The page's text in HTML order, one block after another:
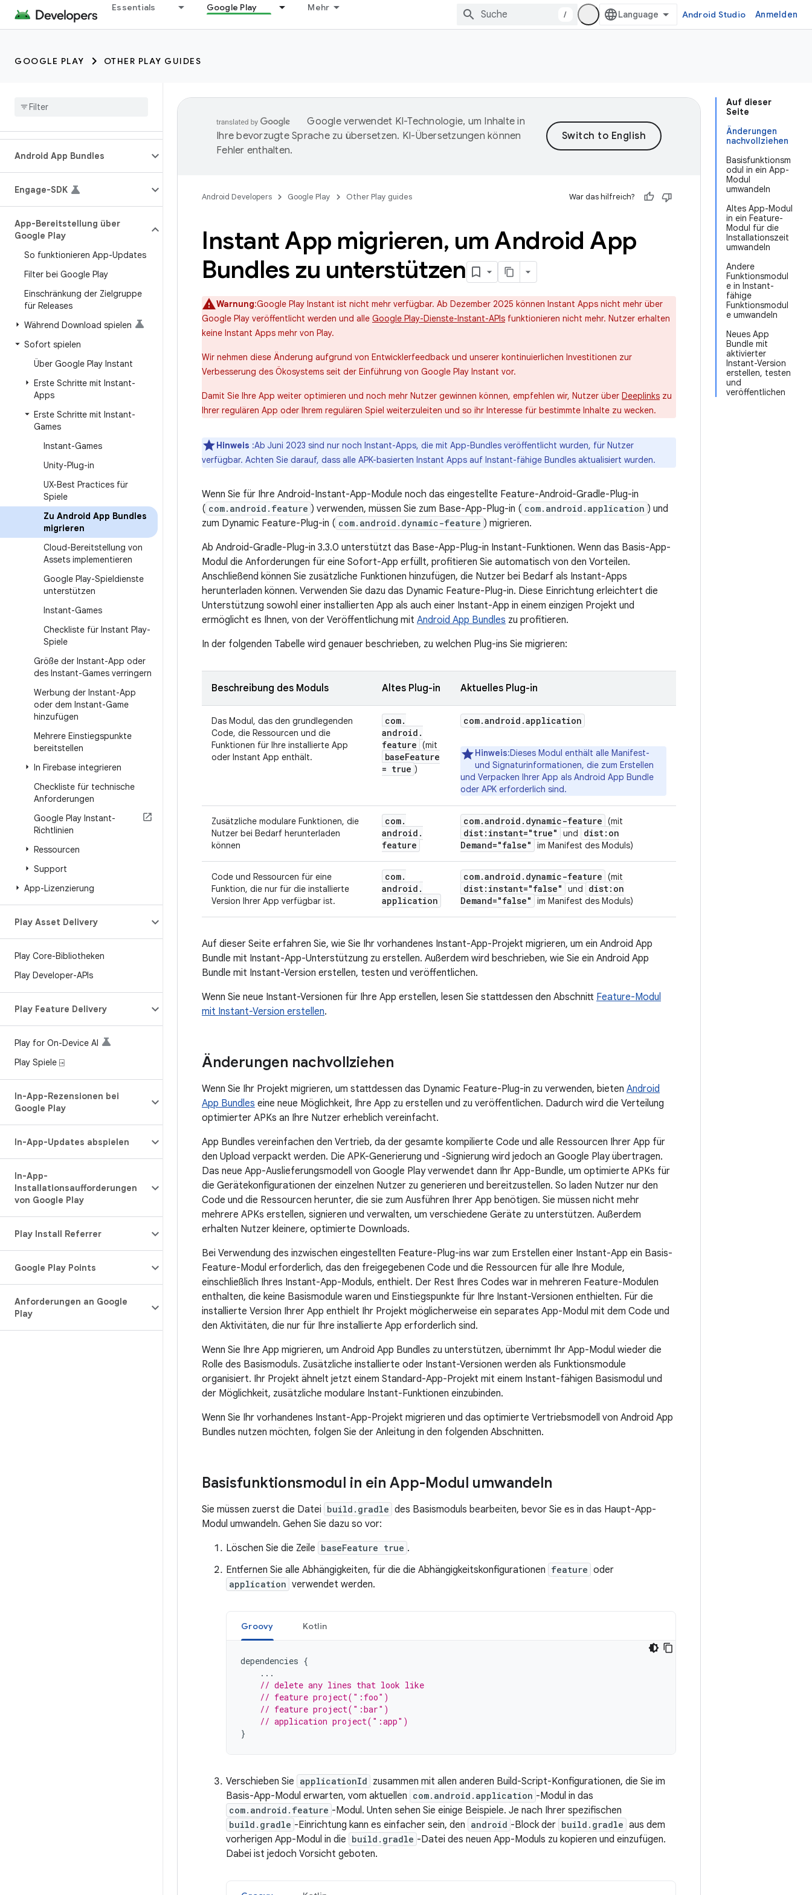
Essentials Google Play Mehr
/ Android Studio Anmelden
GOOGLE PLAY OTHER PLAY GUIDES
Android App Bundles
Engage-SDK
App-Bereitstellung über
Google Play
So funktionieren App-Updates
Filter bei Google Play
Einschränkung der Zielgruppe
für Releases
Während Download spielen
Sofort spielen
Über Google Play Instant
Erste Schritte mit Instant-
Apps
Erste Schritte mit Instant-
Games
Instant-Games
Unity-Plug-in
UX-Best Practices für
Spiele
Zu Android App Bundles
migrieren
Cloud-Bereitstellung von
Assets implementieren
Google Play-Spieldienste
unterstützen
Instant-Games
Checkliste für Instant Play-
Spiele
Größe der Instant-App oder
des Instant-Games verringern
Werbung der Instant-App
oder dem Instant-Game
hinzufügen
Mehrere Einstiegspunkte
bereitstellen
In Firebase integrieren
Checkliste für technische
Anforderungen
Google Play Instant-
Richtlinien
Ressourcen
Support
App-Lizenzierung
Play Asset Delivery
Play Core-Bibliotheken
Play Developer-APIs
Play Feature Delivery
Play for On-Device AI
Play Spiele ⍈
In-App-Rezensionen bei
Google Play
In-App-Updates abspielen
In-App-
Installationsaufforderungen
von Google Play
Play Install Referrer
Google Play Points
Anforderungen an Google
Play
Auf dieser
Seite
Änderungen
nachvollziehen
Basisfunktionsm
odul in ein App-
Modul
umwandeln
Altes App-Modul
in ein Feature-
Modul für die
Installationszeit
umwandeln
Andere
Funktionsmodul
e in Instant-
fähige
Funktionsmodul
e umwandeln
Neues App
Bundle mit
aktivierter
Instant-Version
erstellen, testen
und
veröffentlichen
Google verwendet KI-Technologie, um Inhalte in
Ihre bevorzugte Sprache zu übersetzen. KI-Übersetzungen können
Fehler enthalten.
Android Developers Google Play Other Play guides War das hilfreich?
Instant App migrieren, um Android App
Bundles zu unterstützen
Warnung:Google Play Instant ist nicht mehr verfügbar. Ab Dezember 2025 können Instant Apps nicht mehr über
Google Play veröffentlicht werden und alle Google Play-Dienste-Instant-APIs funktionieren nicht mehr. Nutzer erhalten
keine Instant Apps mehr von Play.
Wir nehmen diese Änderung aufgrund von Entwicklerfeedback und unserer kontinuierlichen Investitionen zur
Verbesserung des Ökosystems seit der Einführung von Google Play Instant vor.
Damit Sie Ihre App weiter optimieren und noch mehr Nutzer gewinnen können, empfehlen wir, Nutzer über Deeplinks zu
Ihrer regulären App oder Ihrem regulären Spiel weiterzuleiten und so ihr Interesse für bestimmte Inhalte zu wecken.
Hinweis :Ab Juni 2023 sind nur noch Instant-Apps, die mit App-Bundles veröffentlicht wurden, für Nutzer
verfügbar. Achten Sie darauf, dass alle APK-basierten Instant Apps auf Instant-fähige Bundles aktualisiert wurden.
Wenn Sie für Ihre Android-Instant-App-Module noch das eingestellte Feature-Android-Gradle-Plug-in
( com.android.feature ) verwenden, müssen Sie zum Base-App-Plug-in ( com.android.application ) und
zum Dynamic Feature-Plug-in ( com.android.dynamic-feature ) migrieren.
Ab Android-Gradle-Plug-in 3.3.0 unterstützt das Base-App-Plug-in Instant-Funktionen. Wenn das Basis-App-
Modul die Anforderungen für eine Sofort-App erfüllt, profitieren Sie automatisch von den Vorteilen.
Anschließend können Sie zusätzliche Funktionen hinzufügen, die Nutzer bei Bedarf als Instant-Apps
herunterladen können. Verwenden Sie dazu das Dynamic Feature-Plug-in. Diese Einrichtung erleichtert die
Unterstützung sowohl einer installierten App als auch einer Instant-App in einem einzigen Projekt und
ermöglicht es Ihnen, von der Veröffentlichung mit Android App Bundles zu profitieren.
In der folgenden Tabelle wird genauer beschrieben, zu welchen Plug-ins Sie migrieren:
Beschreibung des Moduls Altes Plug-in Aktuelles Plug-in
Das Modul, das den grundlegenden
Code, die Ressourcen und die
Funktionen für Ihre installierte App
oder Instant App enthält.
com.
android .
feature (mit
baseFeature
= true )
com.android .application
Hinweis:Dieses Modul enthält alle Manifest-
und Signaturinformationen, die zum Erstellen
und Verpacken Ihrer App als Android App Bundle
oder APK erforderlich sind.
Zusätzliche modulare Funktionen, die
Nutzer bei Bedarf herunterladen
können
com.
android .
feature
com.android . dynamic-feature (mit
dist:instant="true" und
dist:on
Demand="false"
im Manifest des Moduls)
Code und Ressourcen für eine
Funktion, die nur für die installierte
Version Ihrer App verfügbar ist.
com.
android .
application
com.android . dynamic-feature (mit
dist:instant="false" und
dist:on
Demand="false"
im Manifest des Moduls)
Auf dieser Seite erfahren Sie, wie Sie Ihr vorhandenes Instant-App-Projekt migrieren, um ein Android App
Bundle mit Instant-App-Unterstützung zu erstellen. Außerdem wird beschrieben, wie Sie ein Android App
Bundle mit Instant-Version erstellen, testen und veröffentlichen.
Wenn Sie neue Instant-Versionen für Ihre App erstellen, lesen Sie stattdessen den Abschnitt Feature-Modul
mit Instant-Version erstellen.
Änderungen nachvollziehen
Wenn Sie Ihr Projekt migrieren, um stattdessen das Dynamic Feature-Plug-in zu verwenden, bieten Android
App Bundles eine neue Möglichkeit, Ihre App zu erstellen und zu veröffentlichen. Dadurch wird die Verteilung
optimierter APKs an Ihre Nutzer erheblich vereinfacht.
App Bundles vereinfachen den Vertrieb, da der gesamte kompilierte Code und alle Ressourcen Ihrer App für
den Upload verpackt werden. Die APK-Generierung und -Signierung wird jedoch an Google Play übertragen.
Das neue App-Auslieferungsmodell von Google Play verwendet dann Ihr App-Bundle, um optimierte APKs für
die Gerätekonfigurationen der einzelnen Nutzer zu generieren und bereitzustellen. So laden Nutzer nur den
Code und die Ressourcen herunter, die sie zum Ausführen Ihrer App benötigen. Sie müssen nicht mehr
mehrere APKs erstellen, signieren und verwalten, um verschiedene Geräte zu unterstützen. Außerdem
erhalten Nutzer kleinere, optimierte Downloads.
Bei Verwendung des inzwischen eingestellten Feature-Plug-ins war zum Erstellen einer Instant-App ein Basis-
Feature-Modul erforderlich, das den freigegebenen Code und die Ressourcen für alle Ihre Module,
einschließlich Ihres Instant-App-Moduls, enthielt. Der Rest Ihres Codes war in mehreren Feature-Modulen
enthalten, die keine Basismodule waren und Einstiegspunkte für Ihre Instant-Versionen enthielten. Für die
installierte Version Ihrer App enthielt Ihr Projekt möglicherweise ein separates App-Modul mit dem Code und
den Aktivitäten, die nur für Ihre installierte App erforderlich sind.
Wenn Sie Ihre App migrieren, um Android App Bundles zu unterstützen, übernimmt Ihr App-Modul wieder die
Rolle des Basismoduls. Zusätzliche installierte oder Instant-Versionen werden als Funktionsmodule
organisiert. Ihr Projekt ähnelt jetzt einem Standard-App-Projekt mit einem Instant-fähigen Basismodul und
der Möglichkeit, zusätzliche modulare Instant-Funktionen einzubinden.
Wenn Sie Ihr vorhandenes Instant-App-Projekt migrieren und das optimierte Vertriebsmodell von Android App
Bundles nutzen möchten, folgen Sie der Anleitung in den folgenden Abschnitten.
Basisfunktionsmodul in ein App-Modul umwandeln
Sie müssen zuerst die Datei build.gradle des Basismoduls bearbeiten, bevor Sie es in das Haupt-App-
Modul umwandeln. Gehen Sie dazu so vor:
Löschen Sie die Zeile baseFeature true .
Entfernen Sie alle Abhängigkeiten, für die die Abhängigkeitskonfigurationen feature oder
application verwendet werden.
Groovy Kotlin
dependencies {
...
// delete any lines that look like
// feature project(":foo")
// feature project(":bar")
// application project(":app")
}
Verschieben Sie applicationId zusammen mit allen anderen Build-Script-Konfigurationen, die Sie im
Basis-App-Modul erwarten, vom aktuellen com.android.application -Modul in das
com.android.feature -Modul. Unten sehen Sie einige Beispiele. Je nach Ihrer spezifischen
build.gradle -Einrichtung kann es einfacher sein, den android -Block der build.gradle aus dem
vorherigen App-Modul in die build.gradle -Datei des neuen App-Moduls zu kopieren und einzufügen.
Dabei ist jedoch Vorsicht geboten.